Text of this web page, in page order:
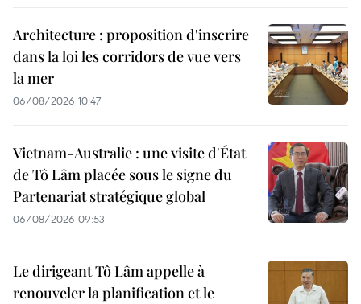
Architecture : proposition d'inscrire
dans la loi les corridors de vue vers
la mer
06/08/2026 10:47
Vietnam-Australie : une visite d'État
de Tô Lâm placée sous le signe du
Partenariat stratégique global
06/08/2026 09:53
Le dirigeant Tô Lâm appelle à
renouveler la planification et le